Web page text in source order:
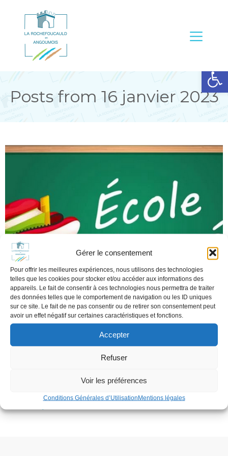
Ouvrir la barre d’outils
Gérer le consentement
Pour offrir les meilleures expériences, nous utilisons des technologies
telles que les cookies pour stocker et/ou accéder aux informations des
appareils. Le fait de consentir à ces technologies nous permettra de traiter
des données telles que le comportement de navigation ou les ID uniques
sur ce site. Le fait de ne pas consentir ou de retirer son consentement peut
avoir un effet négatif sur certaines caractéristiques et fonctions.
Accepter
Refuser
Voir les préférences
Conditions Générales d’UtilisationMentions légales
Posts from 16 janvier 2023
MOUVEMENT DE GREVE DANS
MOUVEMENT DE GRÈVE DU JEUDI 19 JANVIER.
FERMÉE. L’ECOLE DE SAINT-PROJET[…]